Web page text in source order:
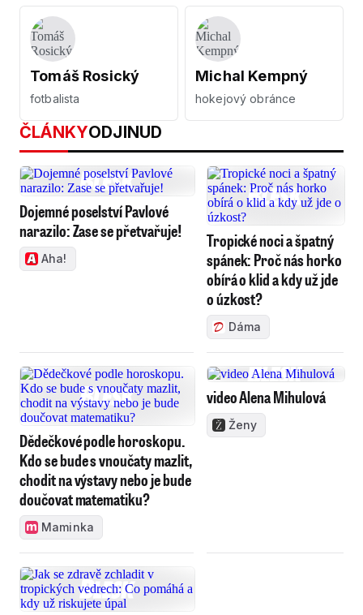
Tomáš Rosický
fotbalista
Michal Kempný
hokejový obránce
ČLÁNKYODJINUD
Dojemné poselství Pavlové
narazilo: Zase se přetvařuje!
Aha!
Tropické noci a špatný
spánek: Proč nás horko
obírá o klid a kdy už jde
o úzkost?
Dáma
Dědečkové podle horoskopu.
Kdo se bude s vnoučaty mazlit,
chodit na výstavy nebo je bude
doučovat matematiku?
Maminka
video Alena Mihulová
Ženy